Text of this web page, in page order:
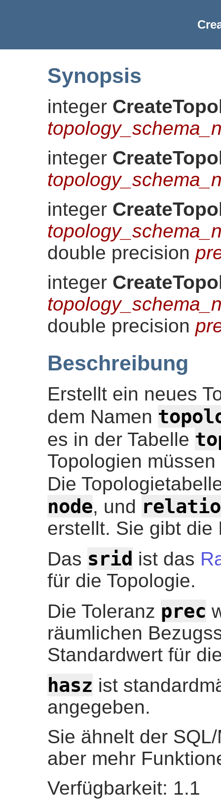
Synopsis
integer
integer
integer
double precision
integer
double precision
Beschreibung
Erstellt ein neues
dem Namen
es in der Tabelle
Topologien
Die
node, und
erstellt. Sie gibt die
Das srid ist das
für die Topologie.
Die Toleranz prec
räumlichen
Standardwert für
hasz ist
angegeben.
Sie ähnelt der
aber mehr
Verfügbarkeit: 1.1